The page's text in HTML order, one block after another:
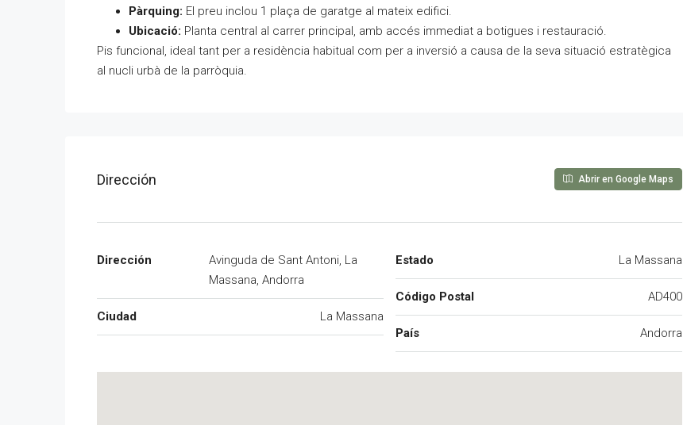
Pàrquing: El preu inclou 1 plaça de garatge al mateix edifici.
Ubicació: Planta central al carrer principal, amb accés immediat a botigues i restauració.
Pis funcional, ideal tant per a residència habitual com per a inversió a causa de la seva situació estratègica
al nucli urbà de la parròquia.
Dirección Abrir en Google Maps
Dirección
Avinguda de Sant Antoni, La
Massana, Andorra
Ciudad La Massana
Estado La Massana
Código Postal AD400
País Andorra